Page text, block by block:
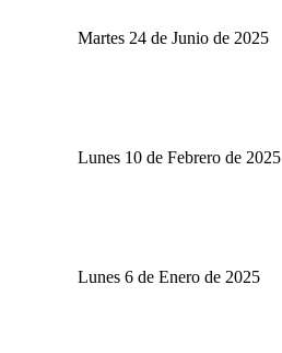
Martes 24 de Junio de 2025
Lunes 10 de Febrero de 2025
Lunes 6 de Enero de 2025